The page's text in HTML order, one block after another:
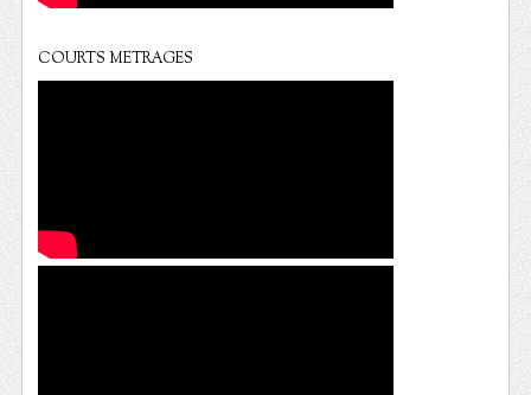
COURTS METRAGES